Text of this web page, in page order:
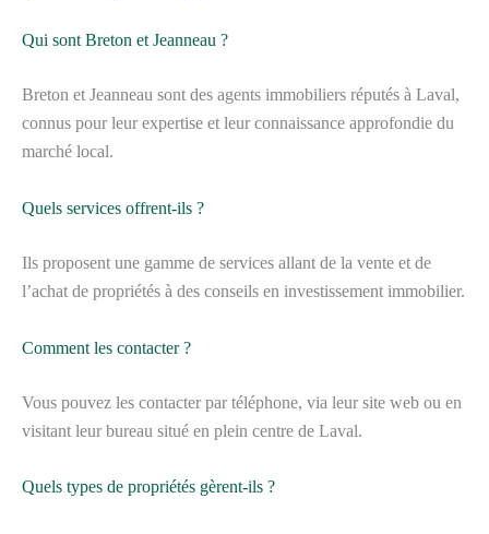
Qui sont Breton et Jeanneau ?
Breton et Jeanneau sont des agents immobiliers réputés à Laval,
connus pour leur expertise et leur connaissance approfondie du
marché local.
Quels services offrent-ils ?
Ils proposent une gamme de services allant de la vente et de
l’achat de propriétés à des conseils en investissement immobilier.
Comment les contacter ?
Vous pouvez les contacter par téléphone, via leur site web ou en
visitant leur bureau situé en plein centre de Laval.
Quels types de propriétés gèrent-ils ?